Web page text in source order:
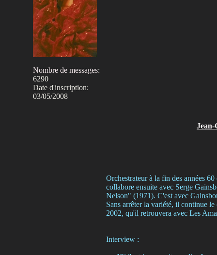
Nombre de messages:
6290
Date d'inscription:
03/05/2008
Jean-
Orchestrateur à la fin des années
collabore ensuite avec Serge
Nelson" (1971). C'est avec
Sans arrêter la variété, il continue
2002, qu'il retrouvera avec Les
Interview :